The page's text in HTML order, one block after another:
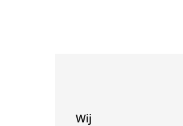
Wij